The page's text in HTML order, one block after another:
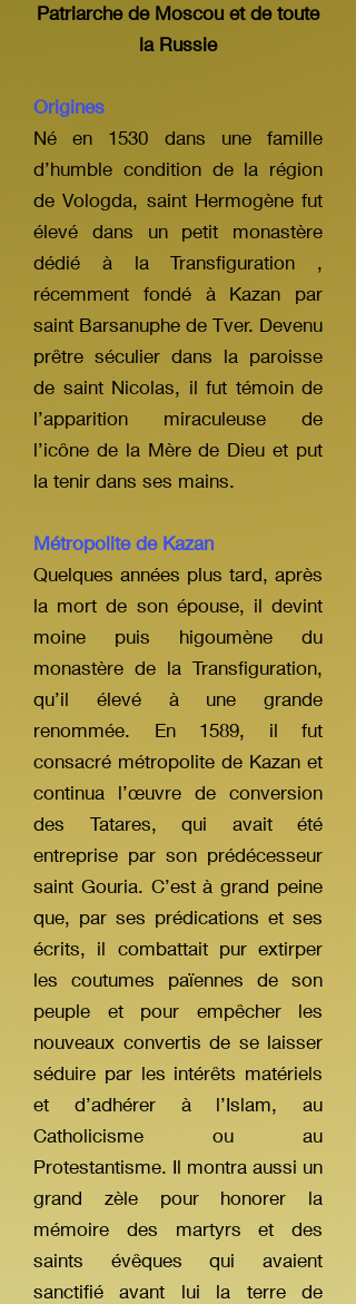
Patriarche de Moscou et de toute
la Russie
Origines
Né en 1530 dans une famille
d’humble condition de la région
de Vologda, saint Hermogène fut
élevé dans un petit monastère
dédié à la Transfiguration ,
récemment fondé à Kazan par
saint Barsanuphe de Tver. Devenu
prêtre séculier dans la paroisse
de saint Nicolas, il fut témoin de
l’apparition miraculeuse de
l’icône de la Mère de Dieu et put
la tenir dans ses mains.
Métropolite de Kazan
Quelques années plus tard, après
la mort de son épouse, il devint
moine puis higoumène du
monastère de la Transfiguration,
qu’il élevé à une grande
renommée. En 1589, il fut
consacré métropolite de Kazan et
continua l’œuvre de conversion
des Tatares, qui avait été
entreprise par son prédécesseur
saint Gouria. C’est à grand peine
que, par ses prédications et ses
écrits, il combattait pur extirper
les coutumes païennes de son
peuple et pour empêcher les
nouveaux convertis de se laisser
séduire par les intérêts matériels
et d’adhérer à l’Islam, au
Catholicisme ou au
Protestantisme. Il montra aussi un
grand zèle pour honorer la
mémoire des martyrs et des
saints évêques qui avaient
sanctifié avant lui la terre de